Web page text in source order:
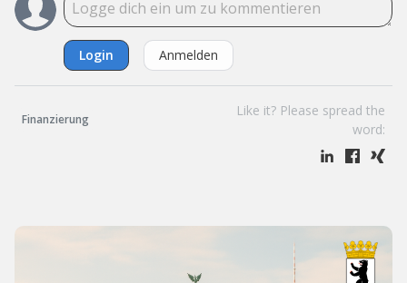
Login Anmelden
Finanzierung
Like it? Please spread the
word: